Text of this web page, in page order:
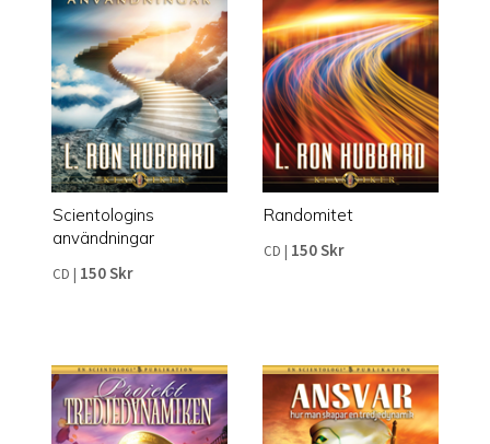
Scientologins
användningar
CD | 150 Skr
Randomitet
CD | 150 Skr